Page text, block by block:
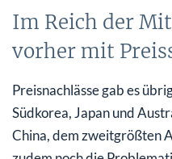
Im Reich der
vorher mit
Preisnachlässe gab es
Südkorea, Japan und
China, dem zweitgrößten